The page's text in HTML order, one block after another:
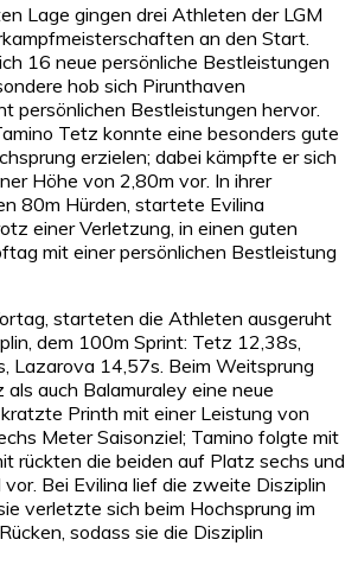
Lage gingen drei Athleten der LGM
an den Start.
16 neue persönliche Bestleistungen
hob sich Pirunthaven
persönlichen Bestleistungen hervor.
Tetz konnte eine besonders gute
erzielen; dabei kämpfte er sich
Höhe von 2,80m vor. In ihrer
80m Hürden, startete Evilina
einer Verletzung, in einen guten
mit einer persönlichen Bestleistung
starteten die Athleten ausgeruht
dem 100m Sprint: Tetz 12,38s,
Lazarova 14,57s. Beim Weitsprung
auch Balamuraley eine neue
Printh mit einer Leistung von
Meter Saisonziel; Tamino folgte mit
rückten die beiden auf Platz sechs und
Bei Evilina lief die zweite Disziplin
verletzte sich beim Hochsprung im
sodass sie die Disziplin